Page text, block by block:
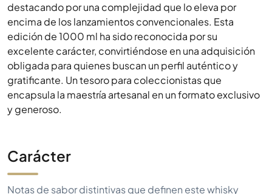
destacando por una complejidad que lo eleva por
encima de los lanzamientos convencionales. Esta
edición de 1000 ml ha sido reconocida por su
excelente carácter, convirtiéndose en una adquisición
obligada para quienes buscan un perfil auténtico y
gratificante. Un tesoro para coleccionistas que
encapsula la maestría artesanal en un formato exclusivo
y generoso.
Carácter
Notas de sabor distintivas que definen este whisky